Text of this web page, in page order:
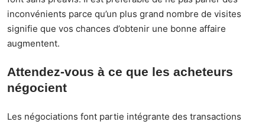
inconvénients parce qu’un plus grand nombre de visites
signifie que vos chances d’obtenir une bonne affaire
augmentent.
Attendez-vous à ce que les acheteurs
négocient
Les négociations font partie intégrante des transactions